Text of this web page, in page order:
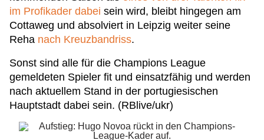
im Profikader dabei sein wird, bleibt hingegen am
Cottaweg und absolviert in Leipzig weiter seine
Reha nach Kreuzbandriss.
Sonst sind alle für die Champions League
gemeldeten Spieler fit und einsatzfähig und werden
nach aktuellem Stand in der portugiesischen
Hauptstadt dabei sein. (RBlive/ukr)